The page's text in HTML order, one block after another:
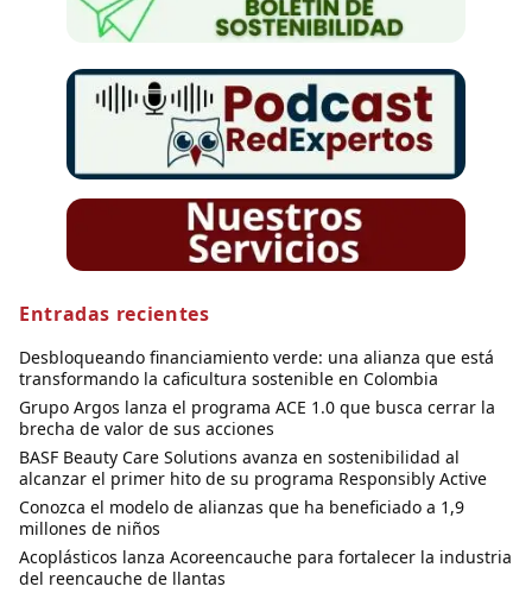
Entradas recientes
Desbloqueando financiamiento verde: una alianza que está
transformando la caficultura sostenible en Colombia
Grupo Argos lanza el programa ACE 1.0 que busca cerrar la
brecha de valor de sus acciones
BASF Beauty Care Solutions avanza en sostenibilidad al
alcanzar el primer hito de su programa Responsibly Active
Conozca el modelo de alianzas que ha beneficiado a 1,9
millones de niños
Acoplásticos lanza Acoreencauche para fortalecer la industria
del reencauche de llantas